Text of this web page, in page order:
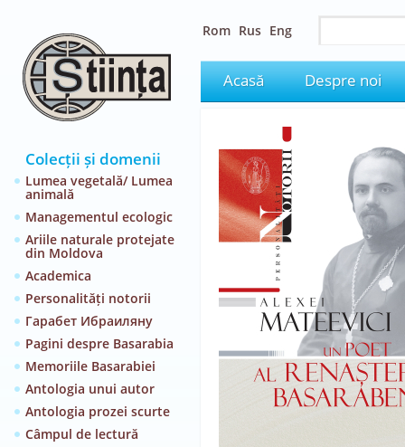
Colecții și domenii
Lumea vegetală/ Lumea
animală
Managementul ecologic
Ariile naturale protejate
din Moldova
Academica
Personalități notorii
Гарабет Ибраиляну
Pagini despre Basarabia
Memoriile Basarabiei
Antologia unui autor
Antologia prozei scurte
Câmpul de lectură
Rom Rus Eng
Acasă Despre noi